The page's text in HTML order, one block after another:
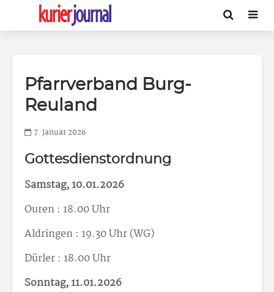
Pfarrverband Burg-
Reuland
7. Januar 2026
Gottesdienstordnung
Samstag, 10.01.2026
Ouren : 18.00 Uhr
Aldringen : 19.30 Uhr (WG)
Dürler : 18.00 Uhr
Sonntag, 11.01.2026